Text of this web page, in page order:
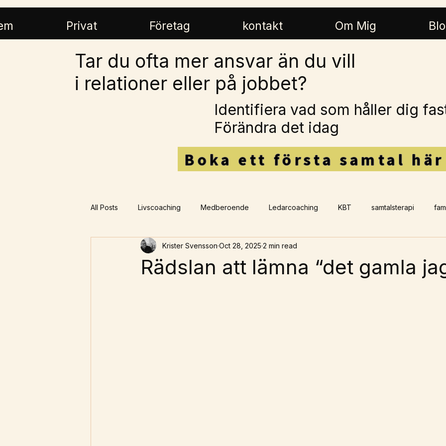
Privat Företag kontakt Om Mig
Tar du ofta mer ansvar än du vill
i relationer eller på jobbet?
Identifiera vad som håller dig
Förändra det idag
Boka ett första samtal här
All Posts Livscoaching Medberoende Ledarcoaching KBT samtalsterapi
stresshantering
Rädslan att lämna “det gamla
Krister Svensson Oct 28, 2025 2 min read